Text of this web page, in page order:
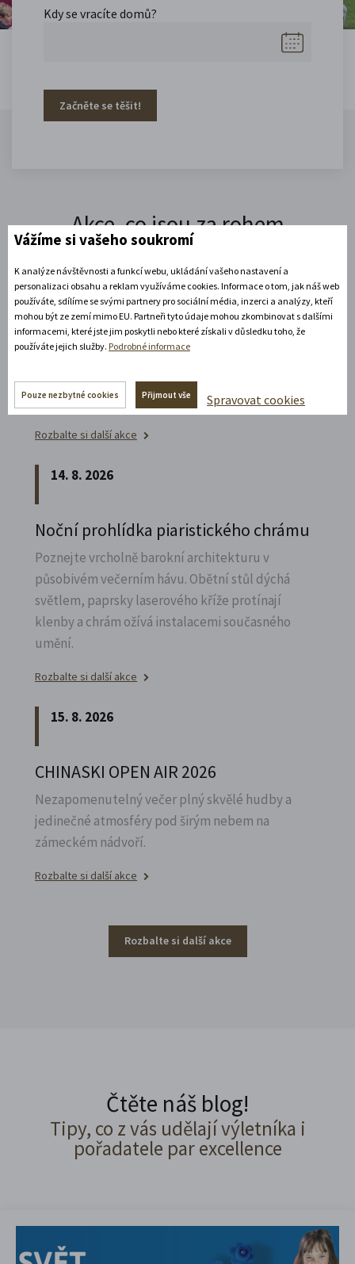
Kdy se vracíte domů?
Začněte se těšit!
Akce, co jsou za rohem
11. 8. 2026
19:30 - 22:00
Bílá paní na vdávání
Zábavné představení plné hereckých hvězd na
zámecké open-air scéně v Litomyšli.
Rozbalte si další akce
14. 8. 2026
Noční prohlídka piaristického chrámu
Poznejte vrcholně barokní architekturu v
působivém večerním hávu. Obětní stůl dýchá
světlem, paprsky laserového kříže protínají
klenby a chrám ožívá instalacemi současného
umění.
Rozbalte si další akce
15. 8. 2026
CHINASKI OPEN AIR 2026
Nezapomenutelný večer plný skvělé hudby a
jedinečné atmosféry pod širým nebem na
zámeckém nádvoří.
Rozbalte si další akce
Rozbalte si další akce
Čtěte náš blog!
Tipy, co z vás udělají výletníka i
pořadatele par excellence
Vážíme si vašeho soukromí
K analýze návštěvnosti a funkcí webu, ukládání vašeho nastavení a
personalizaci obsahu a reklam využíváme cookies. Informace o tom, jak náš web
používáte, sdílíme se svými partnery pro sociální média, inzerci a analýzy, kteří
mohou být ze zemí mimo EU. Partneři tyto údaje mohou zkombinovat s dalšími
informacemi, které jste jim poskytli nebo které získali v důsledku toho, že
používáte jejich služby. Podrobné informace
Pouze nezbytné cookies Přijmout vše Spravovat cookies